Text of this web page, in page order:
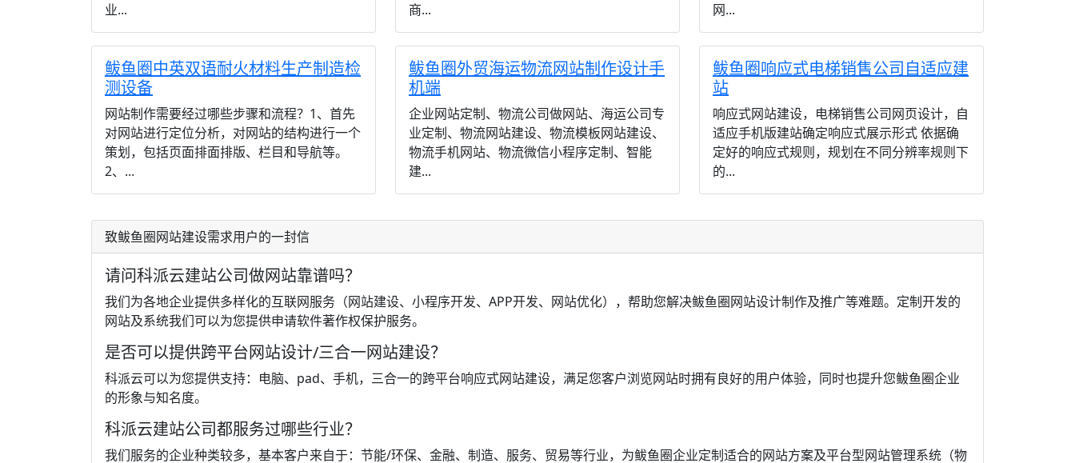
业...
商...
网...
鲅鱼圈中英双语耐火材料生产制造检
测设备
网站制作需要经过哪些步骤和流程？1、首先
对网站进行定位分析，对网站的结构进行一个
策划，包括页面排面排版、栏目和导航等。
2、...
鲅鱼圈外贸海运物流网站制作设计手
机端
企业网站定制、物流公司做网站、海运公司专
业定制、物流网站建设、物流模板网站建设、
物流手机网站、物流微信小程序定制、智能
建...
鲅鱼圈响应式电梯销售公司自适应建
站
响应式网站建设，电梯销售公司网页设计，自
适应手机版建站确定响应式展示形式 依据确
定好的响应式规则，规划在不同分辨率规则下
的...
致鲅鱼圈网站建设需求用户的一封信
请问科派云建站公司做网站靠谱吗？
我们为各地企业提供多样化的互联网服务（网站建设、小程序开发、APP开发、网站优化），帮助您解决鲅鱼圈网站设计制作及推广等难题。定制开发的
网站及系统我们可以为您提供申请软件著作权保护服务。
是否可以提供跨平台网站设计/三合一网站建设？
科派云可以为您提供支持：电脑、pad、手机，三合一的跨平台响应式网站建设，满足您客户浏览网站时拥有良好的用户体验，同时也提升您鲅鱼圈企业
的形象与知名度。
科派云建站公司都服务过哪些行业？
我们服务的企业种类较多，基本客户来自于：节能/环保、金融、制造、服务、贸易等行业，为鲅鱼圈企业定制适合的网站方案及平台型网站管理系统（物